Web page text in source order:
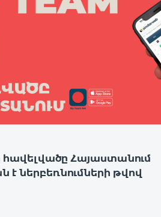
հավելվածը Հայաստանում
է ներբեռնումների թվով